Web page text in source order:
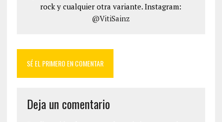
rock y cualquier otra variante. Instagram:
@VitiSainz
SÉ EL PRIMERO EN COMENTAR
Deja un comentario